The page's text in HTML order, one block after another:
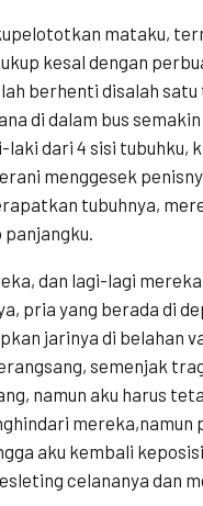
mataku,
kesal dengan
berhenti disalah satu
di dalam bus
dari 4 sisi tubuhku,
menggesek
tubuhnya,
dan lagi-lagi
pria yang berada di
jarinya di belahan
semenjak
namun aku harus
mereka,namun
aku kembali
celananya dan